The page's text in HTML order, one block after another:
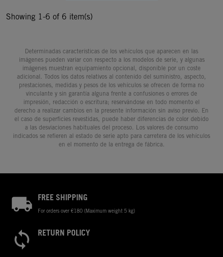
Showing 1-6 of 6 item(s)
Determinadas características de los vehículos que aparecen en las
imágenes pueden variar con respecto a los modelos de serie, y algunas
imágenes muestran equipamiento opcional, disponible por un coste
adicional. Todos los datos relativos al contenido del suministro, aspecto,
prestaciones, medidas y pesos de los vehículos se ofrecen de forma no
vinculante y sin garantía alguna frente a confusiones o errores de
impresión, redacción o escritura; reservándose en todo momento el
derecho a realizar cambios en la presente información sin aviso previo. En
el caso de superficies revestidas, puede haber diferencias de color debido
a las desviaciones habituales del proceso. Los valores de consumo
indicados se refieren al estado de serie apto para carretera de los vehículos
en el momento de la entrega de fábrica.
FREE SHIPPING
For orders over €180 (Maximum weight 5 kg)
RETURN POLICY